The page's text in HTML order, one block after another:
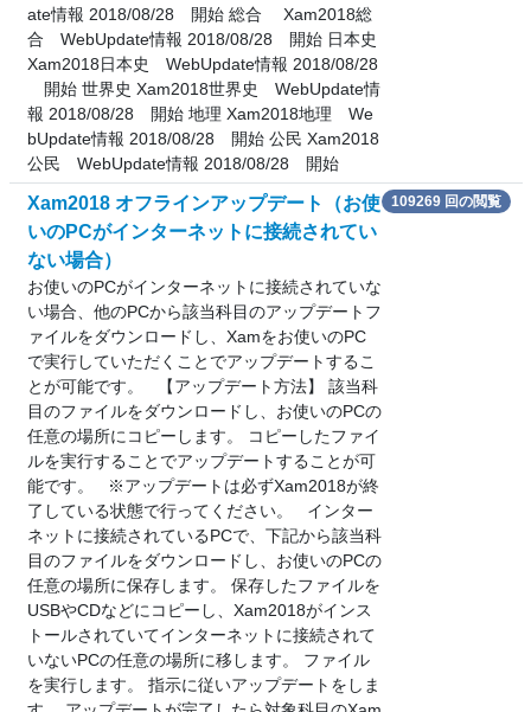
ate情報 2018/08/28 開始 総合 Xam2018総
合 WebUpdate情報 2018/08/28 開始 日本史
Xam2018日本史 WebUpdate情報 2018/08/28
開始 世界史 Xam2018世界史 WebUpdate情
報 2018/08/28 開始 地理 Xam2018地理 We
bUpdate情報 2018/08/28 開始 公民 Xam2018
公民 WebUpdate情報 2018/08/28 開始
Xam2018 オフラインアップデート（お使
いのPCがインターネットに接続されてい
ない場合）
お使いのPCがインターネットに接続されていな
い場合、他のPCから該当科目のアップデートフ
ァイルをダウンロードし、Xamをお使いのPC
で実行していただくことでアップデートするこ
とが可能です。 【アップデート方法】 該当科
目のファイルをダウンロードし、お使いのPCの
任意の場所にコピーします。 コピーしたファイ
ルを実行することでアップデートすることが可
能です。 ※アップデートは必ずXam2018が終
了している状態で行ってください。 インター
ネットに接続されているPCで、下記から該当科
目のファイルをダウンロードし、お使いのPCの
任意の場所に保存します。 保存したファイルを
USBやCDなどにコピーし、Xam2018がインス
トールされていてインターネットに接続されて
いないPCの任意の場所に移します。 ファイル
を実行します。 指示に従いアップデートをしま
109269 回の閲覧